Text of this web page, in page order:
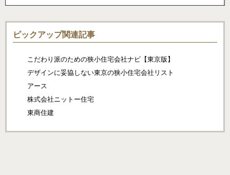
ピックアップ関連記事
こだわり派のための狭小住宅会社ナビ【東京版】
デザインに妥協しない東京の狭小住宅会社リスト
アース
株式会社ニットー住宅
東商住建